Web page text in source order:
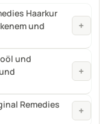
Haarkur
und
+
und
+
Remedies
+